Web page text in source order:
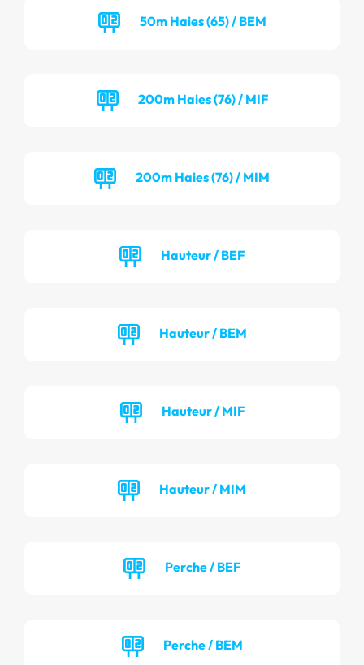
50m Haies (65) / BEM
200m Haies (76) / MIF
200m Haies (76) / MIM
Hauteur / BEF
Hauteur / BEM
Hauteur / MIF
Hauteur / MIM
Perche / BEF
Perche / BEM